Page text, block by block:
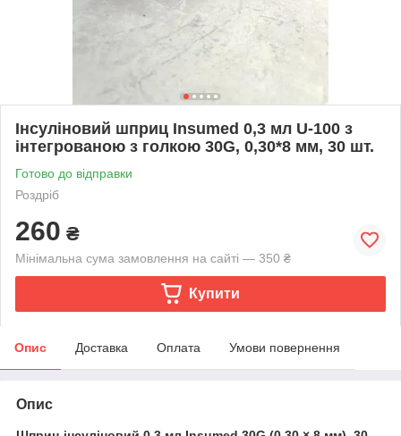
Інсуліновий шприц Insumed 0,3 мл U-100 з
інтегрованою з голкою 30G, 0,30*8 мм, 30 шт.
Готово до відправки
Роздріб
260 ₴
Мінімальна сума замовлення на сайті — 350 ₴
Купити
Опис Доставка Оплата Умови повернення
Опис